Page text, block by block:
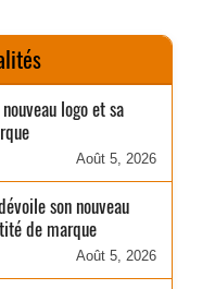
logo et sa
Août 5, 2026
son nouveau
de marque
Août 5, 2026